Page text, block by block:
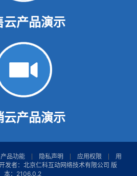
云产品演示
云产品演示
产品功能 隐私声明 应用权限
用
发者：北京仁科互动网络技术有限公司 版
本：2106.0.2